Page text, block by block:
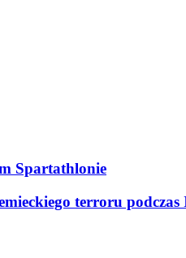
Spartathlonie
terroru